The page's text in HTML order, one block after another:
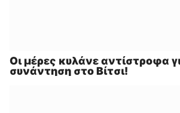
Οι μέρες κυλάνε αντίστροφα
συνάντηση στο Βίτσι!